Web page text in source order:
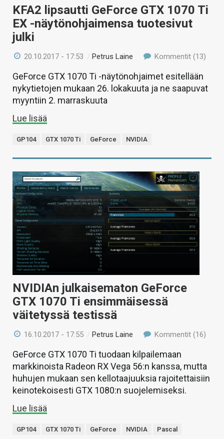
KFA2 lipsautti GeForce GTX 1070 Ti
EX -näytönohjaimensa tuotesivut
julki
20.10.2017 - 17:53 / Petrus Laine Kommentit (13)
GeForce GTX 1070 Ti -näytönohjaimet esitellään
nykytietojen mukaan 26. lokakuuta ja ne saapuvat
myyntiin 2. marraskuuta
Lue lisää
GP104 GTX 1070 Ti GeForce NVIDIA
NVIDIAn julkaisematon GeForce
GTX 1070 Ti ensimmäisessä
väitetyssä testissä
16.10.2017 - 17:55 /Petrus Laine Kommentit (16)
GeForce GTX 1070 Ti tuodaan kilpailemaan
markkinoista Radeon RX Vega 56:n kanssa, mutta
huhujen mukaan sen kellotaajuuksia rajoitettaisiin
keinotekoisesti GTX 1080:n suojelemiseksi.
Lue lisää
GP104 GTX 1070 Ti GeForce NVIDIA Pascal